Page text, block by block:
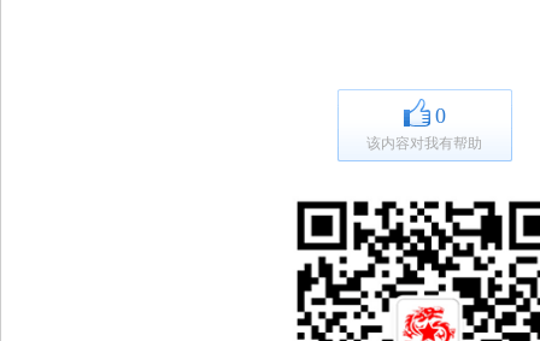
0
该内容对我有帮助